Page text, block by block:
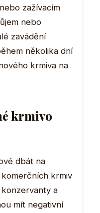
zažívacím
nebo
zavádění
několika dní
krmiva na
krmivo
dbát na
krmiv
a
mít negativní